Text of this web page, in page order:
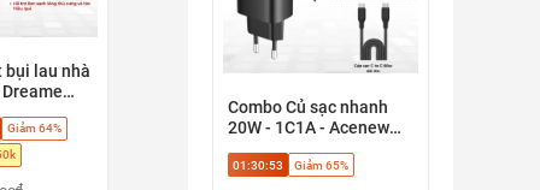
bụi lau nhà
sàn + tự
Phù hợp
sàn gỗ,
Giảm 64%
Combo Củ sạc nhanh
20W - 1C1A - Acenew
20w hoặc Cáp C to C
01:30:52 Giảm 65%